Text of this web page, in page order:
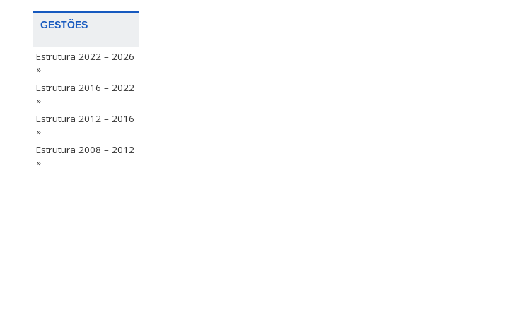
GESTÕES
Estrutura 2022 – 2026
»
Estrutura 2016 – 2022
»
Estrutura 2012 – 2016
»
Estrutura 2008 – 2012
»